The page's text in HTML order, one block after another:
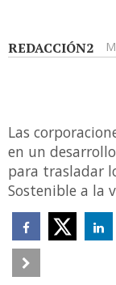
REDACCIÓN2
Las
en un
para trasladar
Sostenible a la